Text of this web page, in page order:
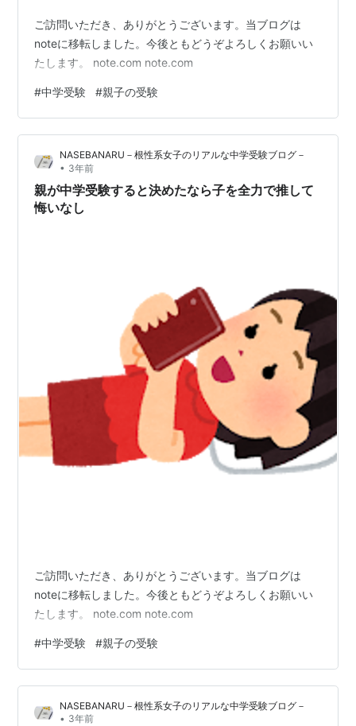
ご訪問いただき、ありがとうございます。当ブログは
noteに移転しました。今後ともどうぞよろしくお願いい
たします。 note.com note.com
#中学受験 #親子の受験
NASEBANARU－根性系女子のリアルな中学受験ブログ－
• 3年前
親が中学受験すると決めたなら子を全力で推して
悔いなし
ご訪問いただき、ありがとうございます。当ブログは
noteに移転しました。今後ともどうぞよろしくお願いい
たします。 note.com note.com
#中学受験 #親子の受験
NASEBANARU－根性系女子のリアルな中学受験ブログ－
• 3年前